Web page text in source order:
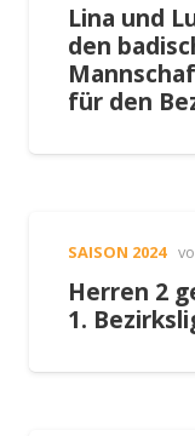
Lina und
den
für den
SAISON 2024
Herren 2
1.